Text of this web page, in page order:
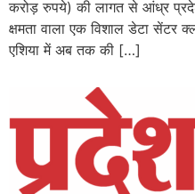
करोड़ रुपये) की लागत से आंध्र
क्षमता वाला एक विशाल डेटा सेंटर
एशिया में अब तक की […]